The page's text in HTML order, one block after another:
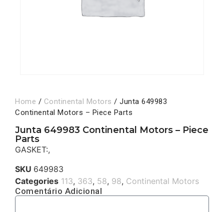
Home / Continental Motors / Junta 649983
Continental Motors – Piece Parts
Junta 649983 Continental Motors – Piece
Parts
GASKET:,
SKU 649983
Categories 113, 363, 58, 98, Continental Motors
Comentário Adicional